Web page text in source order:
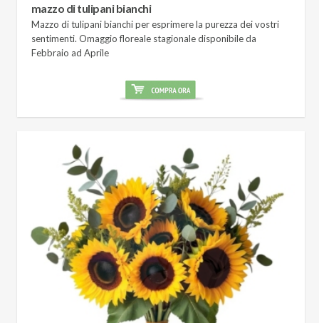
mazzo di tulipani bianchi
Mazzo di tulipani bianchi per esprimere la purezza dei vostri
sentimenti. Omaggio floreale stagionale disponibile da
Febbraio ad Aprile